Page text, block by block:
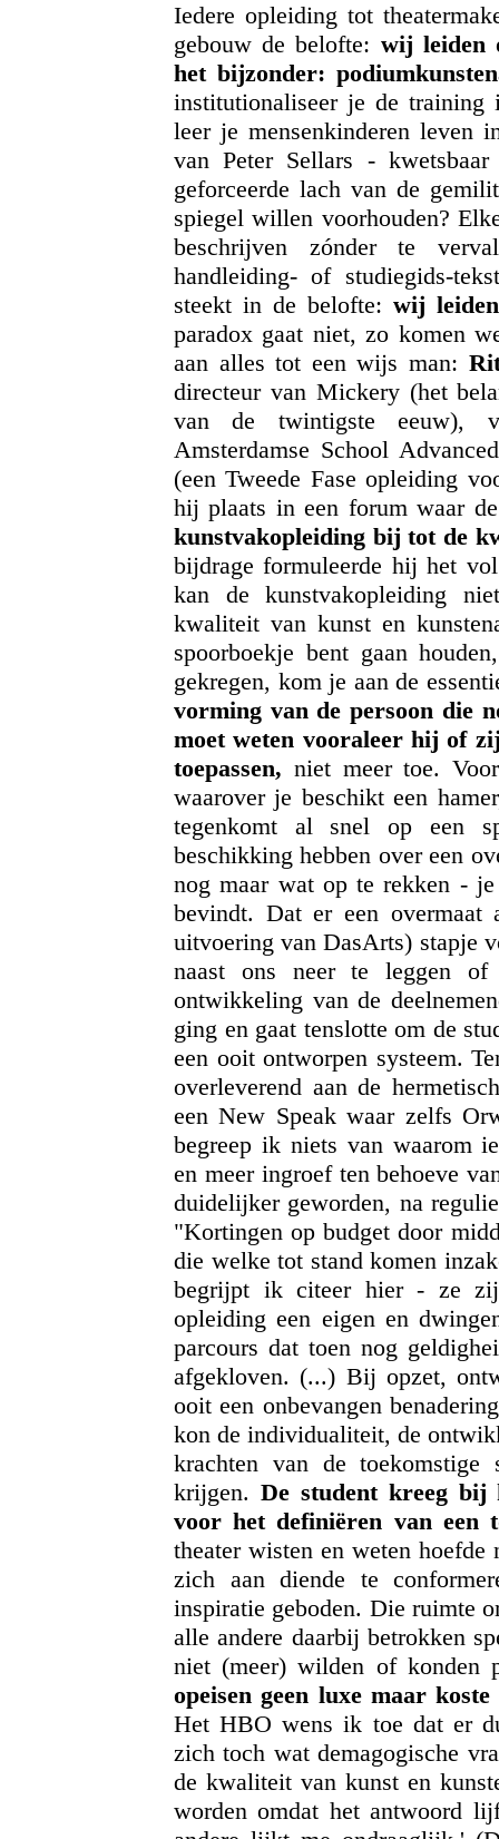
Iedere opleiding tot
gebouw de belofte: wij leiden
het bijzonder:
institutionaliseer je de training
leer je mensenkinderen leven
van Peter Sellars -
geforceerde lach van de
spiegel willen voorhouden?
beschrijven zónder te
handleiding- of studiegids-
steekt in de belofte: wij
paradox gaat niet, zo komen
aan alles tot een wijs man:
directeur van Mickery (het
van de twintigste eeuw),
Amsterdamse School
(een Tweede Fase opleiding
hij plaats in een forum waar
kunstvakopleiding bij tot de
bijdrage formuleerde hij het
kan de kunstvakopleiding
kwaliteit van kunst en
spoorboekje bent gaan
gekregen, kom je aan de
vorming van de persoon die
moet weten vooraleer hij of
toepassen, niet meer toe.
waarover je beschikt een
tegenkomt al snel op een
beschikking hebben over een
nog maar wat op te rekken -
bevindt. Dat er een overmaat
uitvoering van DasArts) stapje
naast ons neer te leggen
ontwikkeling van de
ging en gaat tenslotte om de
een ooit ontworpen systeem.
overleverend aan de
een New Speak waar zelfs
begreep ik niets van waarom
en meer ingroef ten behoeve
duidelijker geworden, na
"Kortingen op budget door
die welke tot stand komen
begrijpt ik citeer hier - ze
opleiding een eigen en
parcours dat toen nog
afgekloven. (...) Bij opzet,
ooit een onbevangen
kon de individualiteit, de
krachten van de toekomstige
krijgen. De student kreeg bij
voor het definiëren van een
theater wisten en weten
zich aan diende te
inspiratie geboden. Die ruimte
alle andere daarbij betrokken
niet (meer) wilden of konden
opeisen geen luxe maar
Het HBO wens ik toe dat er
zich toch wat demagogische
de kwaliteit van kunst en
worden omdat het antwoord